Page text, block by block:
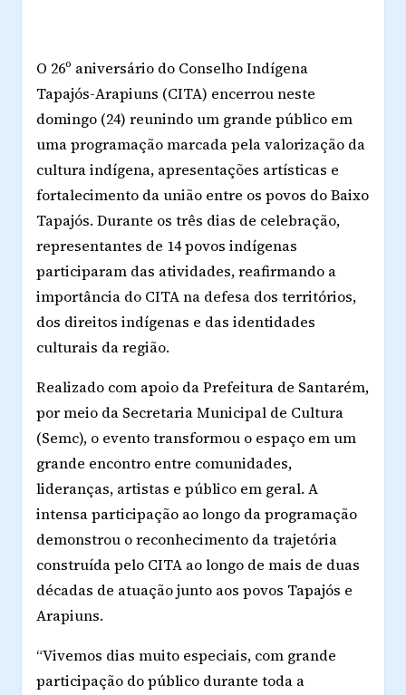
O 26º aniversário do Conselho Indígena
Tapajós-Arapiuns (CITA) encerrou neste
domingo (24) reunindo um grande público em
uma programação marcada pela valorização da
cultura indígena, apresentações artísticas e
fortalecimento da união entre os povos do Baixo
Tapajós. Durante os três dias de celebração,
representantes de 14 povos indígenas
participaram das atividades, reafirmando a
importância do CITA na defesa dos territórios,
dos direitos indígenas e das identidades
culturais da região.
Realizado com apoio da Prefeitura de Santarém,
por meio da Secretaria Municipal de Cultura
(Semc), o evento transformou o espaço em um
grande encontro entre comunidades,
lideranças, artistas e público em geral. A
intensa participação ao longo da programação
demonstrou o reconhecimento da trajetória
construída pelo CITA ao longo de mais de duas
décadas de atuação junto aos povos Tapajós e
Arapiuns.
“Vivemos dias muito especiais, com grande
participação do público durante toda a